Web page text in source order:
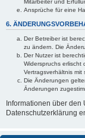
Mitarbeiter und
Ansprüche für eine
6.
Der Betreiber ist
zu ändern. Die
Der Nutzer ist
Widerspruchs erlischt
Vertragsverhältnis mit
Die Änderungen
Änderungen
Informationen über
Datenschutzerklärung